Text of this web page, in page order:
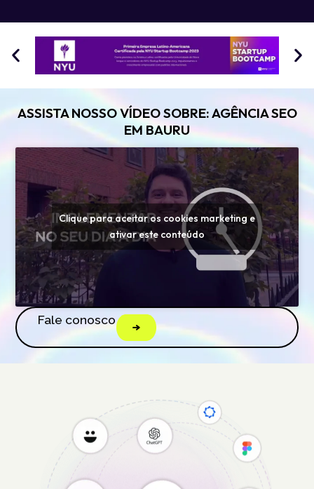
ASSISTA NOSSO VÍDEO SOBRE: AGÊNCIA SEO
EM BAURU
Clique para aceitar os cookies marketing e
ativar este conteúdo
Fale conosco